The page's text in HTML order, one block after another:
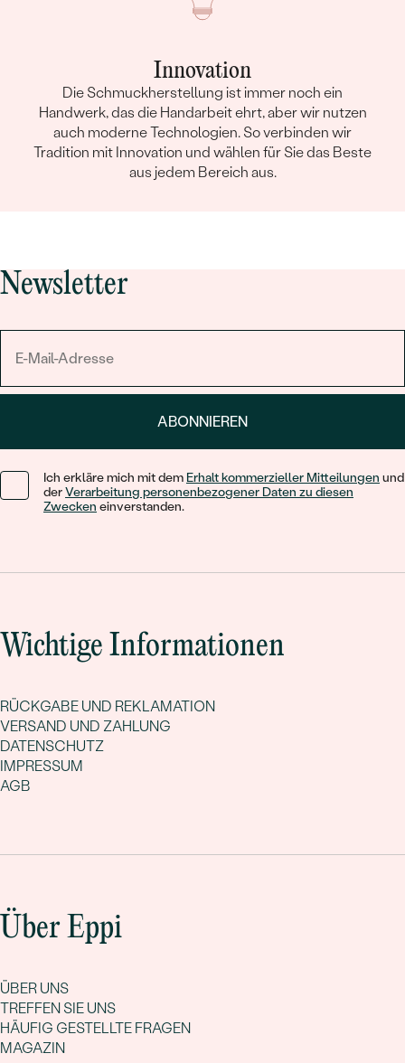
Innovation
Die Schmuckherstellung ist immer noch ein
Handwerk, das die Handarbeit ehrt, aber wir nutzen
auch moderne Technologien. So verbinden wir
Tradition mit Innovation und wählen für Sie das Beste
aus jedem Bereich aus.
Newsletter
ABONNIEREN
Ich erkläre mich mit dem Erhalt kommerzieller Mitteilungen und
derVerarbeitung personenbezogener Daten zu diesen
Zwecken einverstanden.
Wichtige Informationen
RÜCKGABE UND REKLAMATION
VERSAND UND ZAHLUNG
DATENSCHUTZ
IMPRESSUM
AGB
Über Eppi
ÜBER UNS
TREFFEN SIE UNS
HÄUFIG GESTELLTE FRAGEN
MAGAZIN